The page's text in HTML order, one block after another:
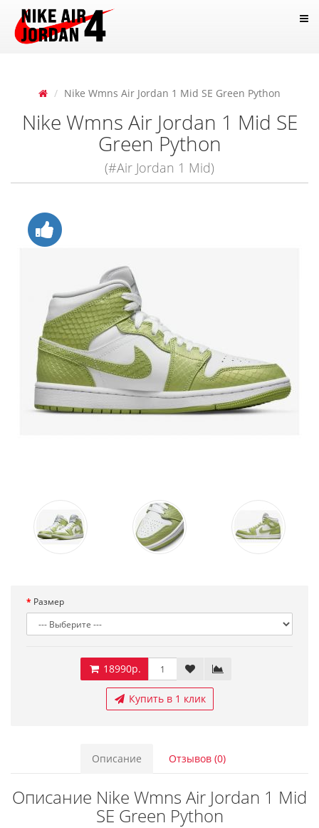
Nike Wmns Air Jordan 1 Mid SE Green Python
Nike Wmns Air Jordan 1 Mid SE
Green Python
(#Air Jordan 1 Mid)
Размер
18990р.
Купить в 1 клик
Описание Отзывов (0)
Описание Nike Wmns Air Jordan 1 Mid
SE Green Python